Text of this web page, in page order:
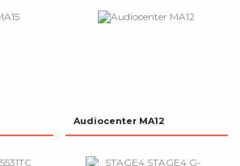
Audiocenter MA12